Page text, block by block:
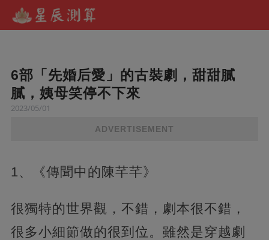
6部「先婚后愛」的古裝劇，甜甜膩
膩，姨母笑停不下來
2023/05/01
ADVERTISEMENT
1、《傳聞中的陳芊芊》
很獨特的世界觀，不錯，劇本很不錯，
很多小細節做的很到位。雖然是穿越劇